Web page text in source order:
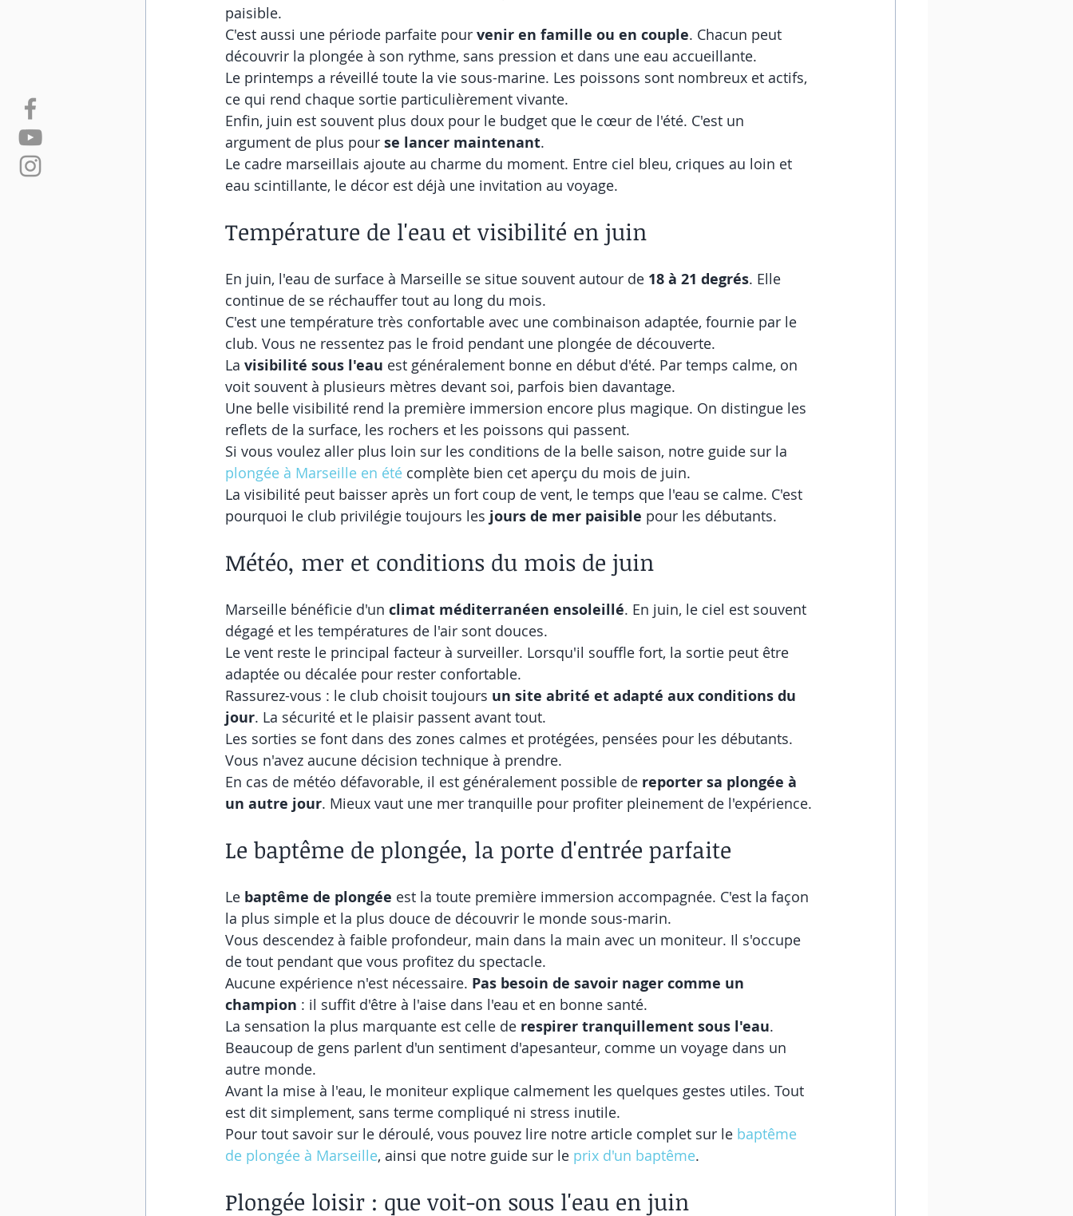
paisible.
C'est aussi une période parfaite pour venir en famille ou en couple. Chacun peut
découvrir la plongée à son rythme, sans pression et dans une eau accueillante.
Le printemps a réveillé toute la vie sous-marine. Les poissons sont nombreux et actifs,
ce qui rend chaque sortie particulièrement vivante.
Enfin, juin est souvent plus doux pour le budget que le cœur de l'été. C'est un
argument de plus pour se lancer maintenant.
Le cadre marseillais ajoute au charme du moment. Entre ciel bleu, criques au loin et
eau scintillante, le décor est déjà une invitation au voyage.
Température de l'eau et visibilité en juin
En juin, l'eau de surface à Marseille se situe souvent autour de 18 à 21 degrés. Elle
continue de se réchauffer tout au long du mois.
C'est une température très confortable avec une combinaison adaptée, fournie par le
club. Vous ne ressentez pas le froid pendant une plongée de découverte.
La visibilité sous l'eau est généralement bonne en début d'été. Par temps calme, on
voit souvent à plusieurs mètres devant soi, parfois bien davantage.
Une belle visibilité rend la première immersion encore plus magique. On distingue les
reflets de la surface, les rochers et les poissons qui passent.
Si vous voulez aller plus loin sur les conditions de la belle saison, notre guide sur la
plongée à Marseille en été complète bien cet aperçu du mois de juin.
La visibilité peut baisser après un fort coup de vent, le temps que l'eau se calme. C'est
pourquoi le club privilégie toujours les jours de mer paisible pour les débutants.
Météo, mer et conditions du mois de juin
Marseille bénéficie d'un climat méditerranéen ensoleillé. En juin, le ciel est souvent
dégagé et les températures de l'air sont douces.
Le vent reste le principal facteur à surveiller. Lorsqu'il souffle fort, la sortie peut être
adaptée ou décalée pour rester confortable.
Rassurez-vous : le club choisit toujours un site abrité et adapté aux conditions du
jour. La sécurité et le plaisir passent avant tout.
Les sorties se font dans des zones calmes et protégées, pensées pour les débutants.
Vous n'avez aucune décision technique à prendre.
En cas de météo défavorable, il est généralement possible de reporter sa plongée à
un autre jour. Mieux vaut une mer tranquille pour profiter pleinement de l'expérience.
Le baptême de plongée, la porte d'entrée parfaite
Le baptême de plongée est la toute première immersion accompagnée. C'est la façon
la plus simple et la plus douce de découvrir le monde sous-marin.
Vous descendez à faible profondeur, main dans la main avec un moniteur. Il s'occupe
de tout pendant que vous profitez du spectacle.
Aucune expérience n'est nécessaire. Pas besoin de savoir nager comme un
champion : il suffit d'être à l'aise dans l'eau et en bonne santé.
La sensation la plus marquante est celle de respirer tranquillement sous l'eau.
Beaucoup de gens parlent d'un sentiment d'apesanteur, comme un voyage dans un
autre monde.
Avant la mise à l'eau, le moniteur explique calmement les quelques gestes utiles. Tout
est dit simplement, sans terme compliqué ni stress inutile.
Pour tout savoir sur le déroulé, vous pouvez lire notre article complet sur le baptême
de plongée à Marseille, ainsi que notre guide sur le prix d'un baptême.
Plongée loisir : que voit-on sous l'eau en juin